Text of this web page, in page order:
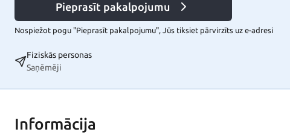
Pieprasīt pakalpojumu
Nospiežot pogu "Pieprasīt pakalpojumu", Jūs tiksiet pārvirzīts uz e-adresi
Fiziskās personas
Saņēmēji
Informācija